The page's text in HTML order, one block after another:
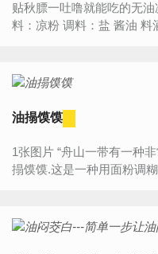
贴秋膘一吐噜就能吃的无油凉粉蒸扣肉 主
料：凉粉 调料：盐 酱油 料酒 葱姜 花椒 八角 桂皮 糖 无油凉粉
油搨馍馍
1张图片 “舟山一带有一种非常简便而又美味的小吃,土话就叫油
搨馍馍.这是一种用面粉调